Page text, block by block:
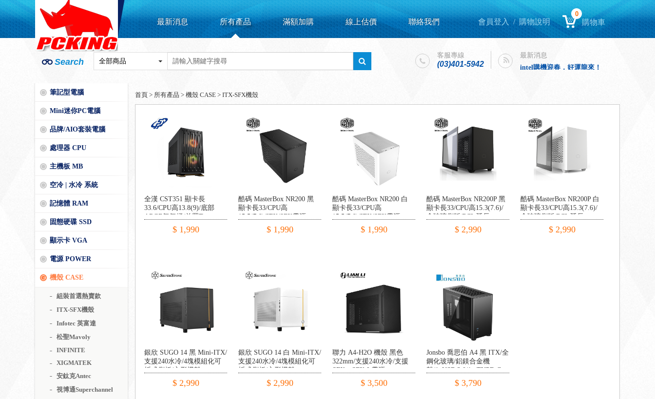
最新消息 所有產品 滿額加購 線上估價 聯絡我們 會員登入 /購物說明
0
購物車
Search
客服專線
(03)401-5942
最新消息
Lenovo Yoga book 9i 開箱
Lenovo Yoga book 9i 開箱
intel購機迎春，好運龍來！
筆記型電腦
Mini迷你PC電腦
品牌/AIO套裝電腦
處理器 CPU
主機板 MB
空冷 | 水冷 系統
記憶體 RAM
固態硬碟 SSD
顯示卡 VGA
電源 POWER
機殼 CASE
組裝首選熱賣款
ITX-SFX機殼
Infotec 英富達
松聖Mavoly
INFINITE
XIGMATEK
安鈦克Antec
視博通Superchannel
首頁 > 所有產品 > 機殼 CASE > ITX-SFX機殼
全漢 CST351 顯卡長
33.6/CPU高13.8(9)/底部
ARGB氣氛燈/前置Type-
C/ITX/SFX電源
$ 1,990
酷碼 MasterBox NR200 黑
顯卡長33/CPU高
15.5(7.6)/ITX/SFX電源
$ 1,990
酷碼 MasterBox NR200 白
顯卡長33/CPU高
15.5(7.6)/ITX/SFX電源
$ 1,990
酷碼 MasterBox NR200P 黑
顯卡長33/CPU高15.3(7.6)/
含玻璃側版/PCIe延長
線/ITX/SFX電源
$ 2,990
酷碼 MasterBox NR200P 白
顯卡長33/CPU高15.3(7.6)/
含玻璃側版/PCIe延長
線/ITX/SFX電源
$ 2,990
銀欣 SUGO 14 黑 Mini-ITX/
支援240水冷/4塊模組化可
拆式側板/方形機殼
$ 2,990
銀欣 SUGO 14 白 Mini-ITX/
支援240水冷/4塊模組化可
拆式側板/方形機殼
$ 2,990
聯力 A4-H2O 機殼 黑色
322mm/支援240水冷/支援
SFX、SFX-L電源
$ 3,500
Jonsbo 喬思伯 A4 黑 ITX/全
鋼化玻璃/鋁鎂合金機
殼/1xUSB 3.0/1x TYPE-C
$ 3,790